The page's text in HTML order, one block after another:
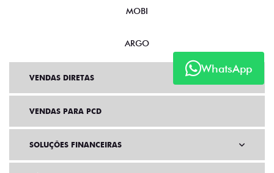
WhatsApp
MOBI
ARGO
VENDAS DIRETAS
VENDAS PARA PCD
SOLUÇÕES FINANCEIRAS